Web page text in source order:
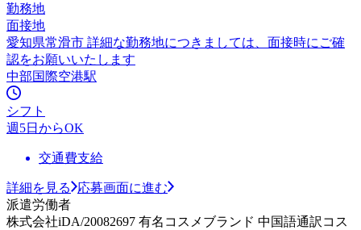
勤務地
面接地
愛知県常滑市 詳細な勤務地につきましては、面接時にご確
認をお願いいたします
中部国際空港駅
シフト
週5日からOK
交通費支給
詳細を見る
応募画面に進む
派遣労働者
株式会社iDA/20082697 有名コスメブランド 中国語通訳コス